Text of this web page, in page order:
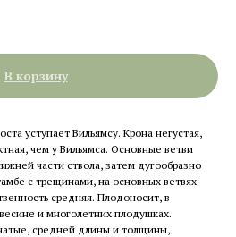
В корзину
уступает Вильямсу. Крона негустая,
чем у Вильямса. Основные ветви
части ствола, затем дугообразно
с трещинами, на основных ветвях
средняя. Плодоносит, в
и многолетних плодушках.
средней длины и толщины,